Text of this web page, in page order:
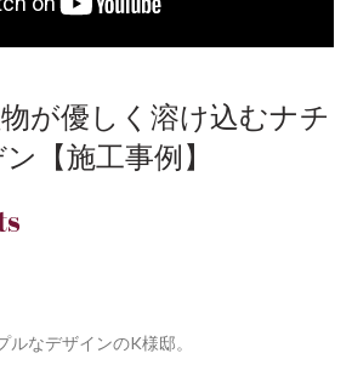
物が優しく溶け込むナチ
【施工事例】
なデザインのK様邸。